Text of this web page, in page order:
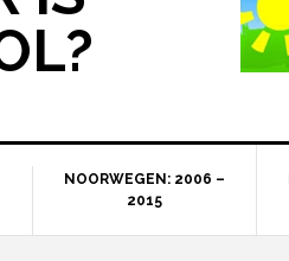
NOORWEGEN: 2006 –
2015